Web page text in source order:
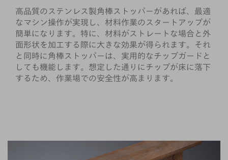
高品質のステンレス製角棒ストッパーがあれば、最適
なマシン操作が実現し、材料作業のスタートアップが
簡単になります。特に、材料がストレートな場合と外
面形状を加工する際に大きな効果が得られます。それ
と同時に角棒ストッパーは、実用的なチップガードと
しても機能します。想定した通りにチップが床に落下
するため、作業場での安全性が高まります。